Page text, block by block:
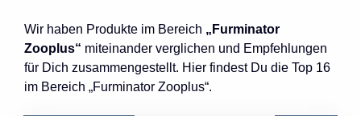
Wir haben Produkte im Bereich „Furminator
Zooplus“ miteinander verglichen und Empfehlungen
für Dich zusammengestellt. Hier findest Du die Top 16
im Bereich „Furminator Zooplus“.